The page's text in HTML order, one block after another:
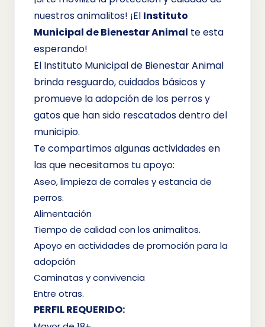
nuestros animalitos! ¡El Instituto
Municipal de Bienestar Animal te esta
esperando!
El Instituto Municipal de Bienestar Animal
brinda resguardo, cuidados básicos y
promueve la adopción de los perros y
gatos que han sido rescatados dentro del
municipio.
Te compartimos algunas actividades en
las que necesitamos tu apoyo:
Aseo, limpieza de corrales y estancia de
perros.
Alimentación
Tiempo de calidad con los animalitos.
Apoyo en actividades de promoción para la
adopción
Caminatas y convivencia
Entre otras.
PERFIL REQUERIDO: